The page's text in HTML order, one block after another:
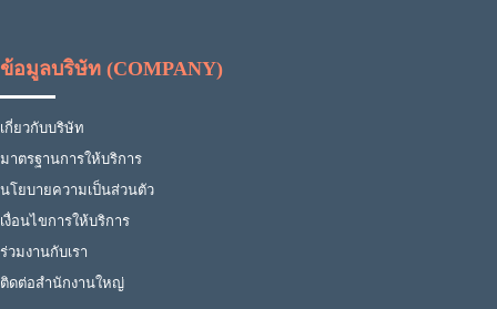
ข้อมูลบริษัท (COMPANY)
เกี่ยวกับบริษัท
มาตรฐานการให้บริการ
นโยบายความเป็นส่วนตัว
เงื่อนไขการให้บริการ
ร่วมงานกับเรา
ติดต่อสำนักงานใหญ่